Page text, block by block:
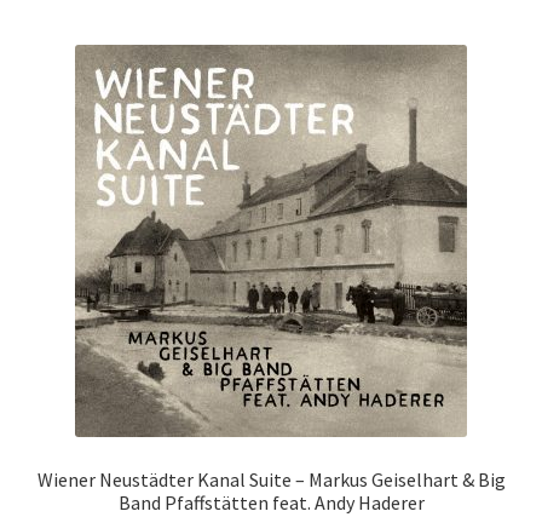
Sonstige Produkte
Wiener Neustädter Kanal Suite – Markus Geiselhart & Big
Band Pfaffstätten feat. Andy Haderer